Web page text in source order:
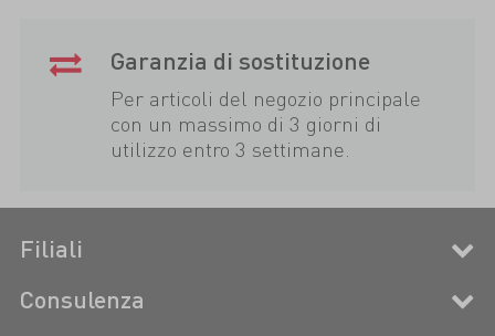
Garanzia di sostituzione
Per articoli del negozio principale
con un massimo di 3 giorni di
utilizzo entro 3 settimane.
Filiali
Consulenza